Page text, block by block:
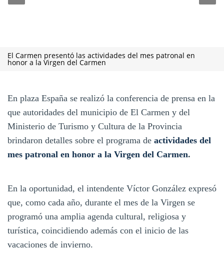
El Carmen presentó las actividades del mes patronal en
honor a la Virgen del Carmen
En plaza España se realizó la conferencia de prensa en la
que autoridades del municipio de El Carmen y del
Ministerio de Turismo y Cultura de la Provincia
brindaron detalles sobre el programa de actividades del
mes patronal en honor a la Virgen del Carmen.
En la oportunidad, el intendente Víctor González expresó
que, como cada año, durante el mes de la Virgen se
programó una amplia agenda cultural, religiosa y
turística, coincidiendo además con el inicio de las
vacaciones de invierno.